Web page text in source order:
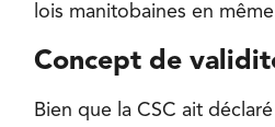
lois manitobaines en
Concept de
Bien que la CSC ait